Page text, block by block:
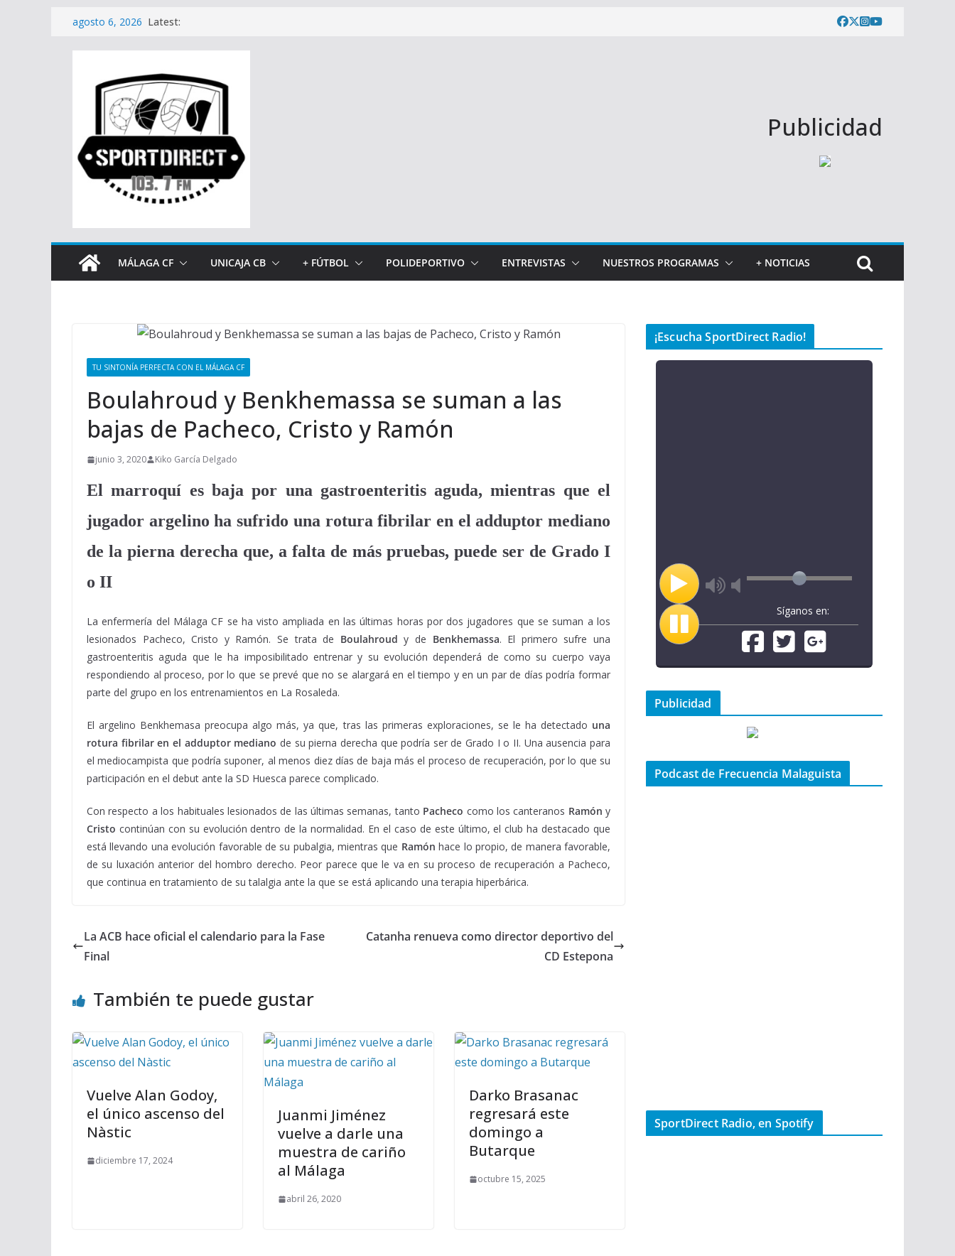
Saltaragosto 6, 2026 Latest:
Publicidad
MÁLAGA CF UNICAJA CB + FÚTBOL POLIDEPORTIVO ENTREVISTAS NUESTROS PROGRAMAS + NOTICIAS
TU SINTONÍA PERFECTA CON EL MÁLAGA CF
Boulahroud y Benkhemassa se suman a las
bajas de Pacheco, Cristo y Ramón
junio 3, 2020 Kiko García Delgado
El marroquí es baja por una gastroenteritis aguda, mientras que el
jugador argelino ha sufrido una rotura fibrilar en el adduptor mediano
de la pierna derecha que, a falta de más pruebas, puede ser de Grado I
o II
La enfermería del Málaga CF se ha visto ampliada en las últimas horas por dos jugadores que se suman a los
lesionados Pacheco, Cristo y Ramón. Se trata de Boulahroud y de Benkhemassa. El primero sufre una
gastroenteritis aguda que le ha imposibilitado entrenar y su evolución dependerá de como su cuerpo vaya
respondiendo al proceso, por lo que se prevé que no se alargará en el tiempo y en un par de días podría formar
parte del grupo en los entrenamientos en La Rosaleda.
El argelino Benkhemasa preocupa algo más, ya que, tras las primeras exploraciones, se le ha detectado una
rotura fibrilar en el adduptor mediano de su pierna derecha que podría ser de Grado I o II. Una ausencia para
el mediocampista que podría suponer, al menos diez días de baja más el proceso de recuperación, por lo que su
participación en el debut ante la SD Huesca parece complicado.
Con respecto a los habituales lesionados de las últimas semanas, tanto Pacheco como los canteranos Ramón y
Cristo continúan con su evolución dentro de la normalidad. En el caso de este último, el club ha destacado que
está llevando una evolución favorable de su pubalgia, mientras que Ramón hace lo propio, de manera favorable,
de su luxación anterior del hombro derecho. Peor parece que le va en su proceso de recuperación a Pacheco,
que continua en tratamiento de su talalgia ante la que se está aplicando una terapia hiperbárica.
La ACB hace oficial el calendario para la Fase
Final
Catanha renueva como director deportivo del
CD Estepona
También te puede gustar
Vuelve Alan Godoy,
el único ascenso del
Nàstic
diciembre 17, 2024
Juanmi Jiménez
vuelve a darle una
muestra de cariño
al Málaga
abril 26, 2020
Darko Brasanac
regresará este
domingo a
Butarque
octubre 15, 2025
¡Escucha SportDirect Radio!
Síganos en:
Publicidad
Podcast de Frecuencia Malaguista
SportDirect Radio, en Spotify